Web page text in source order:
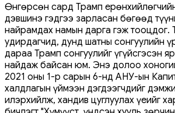
Өнгөрсөн сард Трамп
дэвшинэ гэдгээ зарласан бөгөөд
найрамдах намын дарга гэж тооцдог.
удирдагчид, дунд шатны сонгуулийн
дараа Трамп сонгуулийг үгүйсгэсэн
найдаж байсан юм. Энэ долоо
2021 оны 1-р сарын 6-нд АНУ-ын
халдлагын үймээн дэгдээгчдийг
илэрхийлж, хандив цуглуулах үеийг